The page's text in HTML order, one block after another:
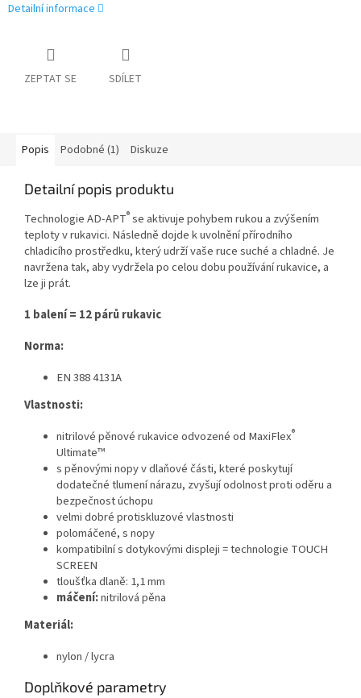
Detailní informace
ZEPTAT SE SDÍLET
Popis Podobné (1) Diskuze
Detailní popis produktu
Technologie AD-APT® se aktivuje pohybem rukou a zvýšením
teploty v rukavici. Následně dojde k uvolnění přírodního
chladicího prostředku, který udrží vaše ruce suché a chladné. Je
navržena tak, aby vydržela po celou dobu používání rukavice, a
lze ji prát.
1 balení = 12 párů rukavic
Norma:
EN 388 4131A
Vlastnosti:
nitrilové pěnové rukavice odvozené od MaxiFlex®
Ultimate™
s pěnovými nopy v dlaňové části, které poskytují
dodatečné tlumení nárazu, zvyšují odolnost proti oděru a
bezpečnost úchopu
velmi dobré protiskluzové vlastnosti
polomáčené, s nopy
kompatibilní s dotykovými displeji = technologie TOUCH
SCREEN
tloušťka dlaně: 1,1 mm
máčení:nitrilová pěna
Materiál:
nylon / lycra
Doplňkové parametry